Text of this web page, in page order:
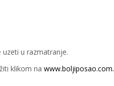
uzeti u razmatranje.
klikom na www.boljiposao.com.